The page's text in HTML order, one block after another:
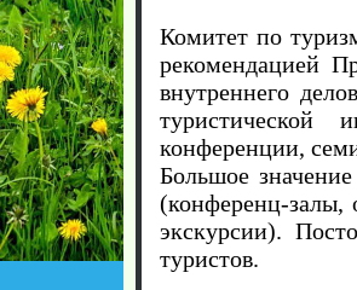
Комитет по
рекомендацией
внутреннего
туристической
конференции,
Большое
(конференц-залы,
экскурсии).
туристов.